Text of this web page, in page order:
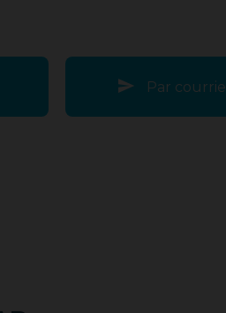
Par courriel